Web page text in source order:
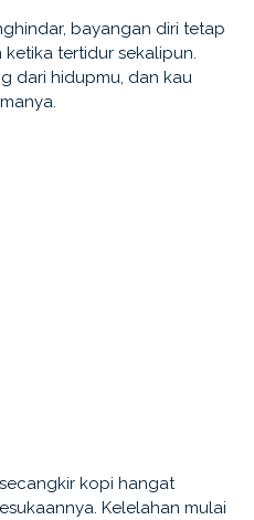
bayangan diri tetap
tertidur sekalipun.
dari hidupmu, dan kau
kopi hangat
Kelelahan mulai